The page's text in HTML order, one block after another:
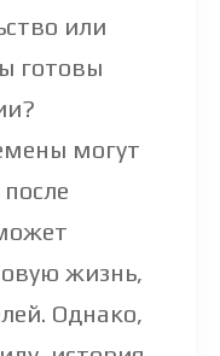
или
готовы
могут
жизнь,
Однако,